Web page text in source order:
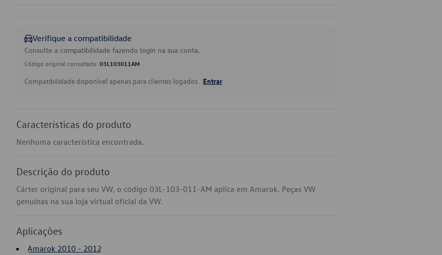
Verifique a compatibilidade
Consulte a compatibilidade fazendo login na sua conta.
Código original consultado: 03L103011AM
Compatibilidade disponível apenas para clientes logados. Entrar
Características do produto
Nenhuma característica encontrada.
Descrição do produto
Cárter original para seu VW, o código 03L-103-011-AM aplica em Amarok. Peças VW
genuínas na sua loja virtual oficial da VW.
Aplicações
Amarok 2010 - 2012